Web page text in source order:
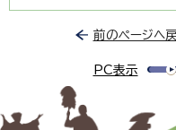
前のページへ
PC表示